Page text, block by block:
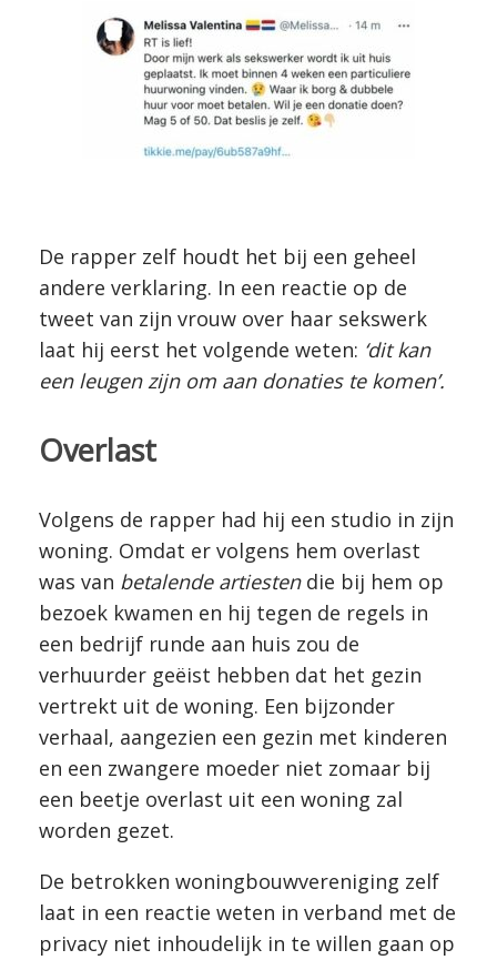
De rapper zelf houdt het bij een geheel
andere verklaring. In een reactie op de
tweet van zijn vrouw over haar sekswerk
laat hij eerst het volgende weten: ‘dit kan
een leugen zijn om aan donaties te komen’.
Overlast
Volgens de rapper had hij een studio in zijn
woning. Omdat er volgens hem overlast
was van betalende artiestendie bij hem op
bezoek kwamen en hij tegen de regels in
een bedrijf runde aan huis zou de
verhuurder geëist hebben dat het gezin
vertrekt uit de woning. Een bijzonder
verhaal, aangezien een gezin met kinderen
en een zwangere moeder niet zomaar bij
een beetje overlast uit een woning zal
worden gezet.
De betrokken woningbouwvereniging zelf
laat in een reactie weten in verband met de
privacy niet inhoudelijk in te willen gaan op